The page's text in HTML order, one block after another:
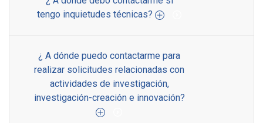
tengo inquietudes técnicas?
¿ A dónde puedo contactarme para
realizar solicitudes relacionadas con
actividades de investigación,
investigación-creación e innovación?